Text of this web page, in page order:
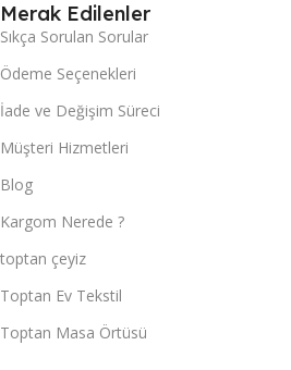
Merak Edilenler
Sıkça Sorulan Sorular
Ödeme Seçenekleri
İade ve Değişim Süreci
Müşteri Hizmetleri
Blog
Kargom Nerede ?
toptan çeyiz
Toptan Ev Tekstil
Toptan Masa Örtüsü